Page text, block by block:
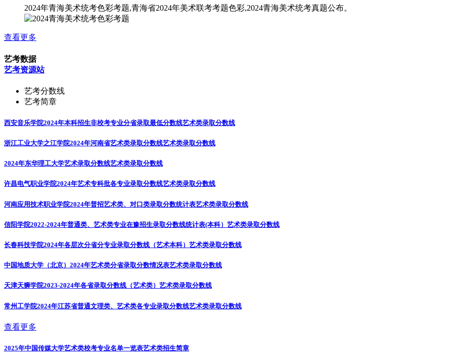
2024年青海美术统考色彩考题,青海省2024年美术联考考题色彩,2024青海美术统考真题公布。
查看更多
艺考数据
艺考资源站
艺考分数线
艺考简章
西安音乐学院2024年本科招生非校考专业分省录取最低分数线艺术类录取分数线
浙江工业大学之江学院2024年河南省艺术类录取分数线艺术类录取分数线
2024年东华理工大学艺术录取分数线艺术类录取分数线
许昌电气职业学院2024年艺术专科批各专业录取分数线艺术类录取分数线
河南应用技术职业学院2024年普招艺术类、对口类录取分数统计表艺术类录取分数线
信阳学院2022-2024年普通类、艺术类专业在豫招生录取分数线统计表(本科） 艺术类录取分数线
长春科技学院2024年各层次分省分专业录取分数线（艺术本科） 艺术类录取分数线
中国地质大学（北京）2024年艺术类分省录取分数情况表艺术类录取分数线
天津天狮学院2023-2024年各省录取分数线（艺术类） 艺术类录取分数线
常州工学院2024年江苏省普通文理类、艺术类各专业录取分数线艺术类录取分数线
查看更多
2025年中国传媒大学艺术类校考专业名单一览表艺术类招生简章